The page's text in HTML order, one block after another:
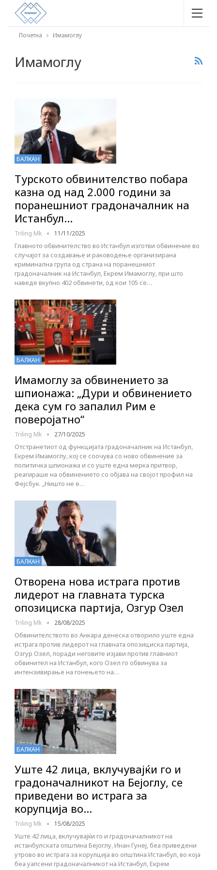
Почетна Имамоглу
Имамоглу
БАЛКАН
Турското обвинителство побара
казна од над 2.000 години за
поранешниот градоначалник на
Истанбул…
Triling Mk 11/11/2025
Главното обвинителство во Истанбул изготви обвинение во
случајот за создавање и раководење организирана
криминална група од страна на поранешниот
градоначалник на Истанбул, Екрем Имамоглу, при што
наведе вкупно 402 обвинети, од кои 105 се…
БАЛКАН
Имамоглу за обвинението за
шпионажа: „Дури и обвинението
дека сум го запалил Рим е
поверојатно“
Triling Mk 27/10/2025
Отстранетиот од функцијата градоначалник на Истанбул,
Екрем Имамоглу, кој се соочува со ново обвинение за
политичка шпионажа и со уште една мерка притвор,
реагираше на обвинението со објава на својот профил на
Фејсбук. „Ништо не е…
БАЛКАН
Отворена нова истрага против
лидерот на главната турска
опозициска партија, Озгур Озел
Triling Mk 28/08/2025
Обвинителството во Анкара денеска отворило уште една
истрага против лидерот на главната опозициска партија,
Озгур Озел, поради неговите изјави против главниот
обвинител на Истанбул, кого Озел го обвинува за
интензивирање на гонењето на…
БАЛКАН
Уште 42 лица, вклучувајќи го и
градоначалникот на Бејоглу, се
приведени во истрага за
корупција во…
Triling Mk 15/08/2025
Уште 42 лица, вклучувајќи го и градоначалникот на
истанбулската општина Бејоглу, Инан Гунеј, беа приведени
утрово во истрага за корупција во општина Истанбул, во која
беа уапсени градоначалникот на Истанбул, Екрем